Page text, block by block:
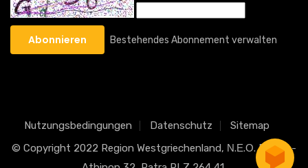
Bestehendes Abonnement verwalten
Nutzungsbedingungen Datenschutz
Sitemap
© Copyright 2022 Region Westgriechenland, Ν.Ε.Ο. Patron-